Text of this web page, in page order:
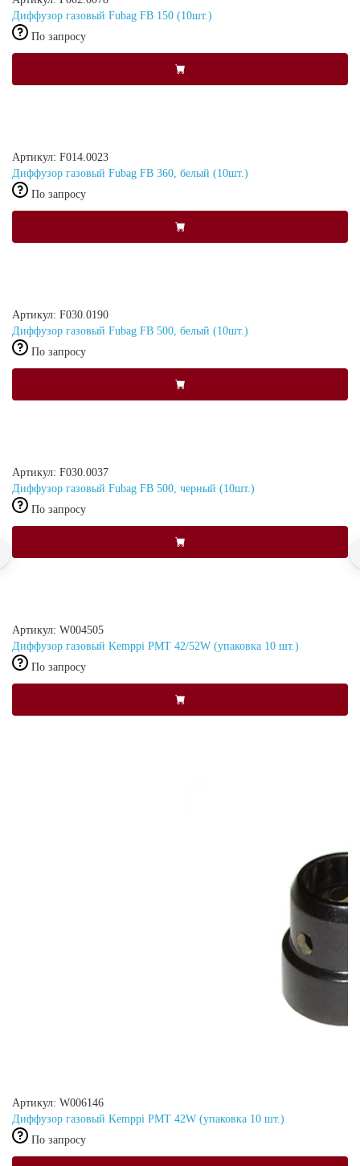
Диффузор газовый Fubag FB 150 (10шт.)
По запросу
Артикул: F014.0023
Диффузор газовый Fubag FB 360, белый (10шт.)
По запросу
Артикул: F030.0190
Диффузор газовый Fubag FB 500, белый (10шт.)
По запросу
Артикул: F030.0037
Диффузор газовый Fubag FB 500, черный (10шт.)
По запросу
Артикул: W004505
Диффузор газовый Kemppi PMT 42/52W (упаковка 10 шт.)
По запросу
Артикул: W006146
Диффузор газовый Kemppi PMT 42W (упаковка 10 шт.)
По запросу